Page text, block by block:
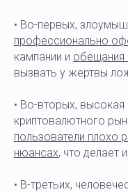
• Во-первых,
профессионально
кампании и обещания
вызвать у жертвы
• Во-вторых,
криптовалютного
пользователи плохо
нюансах, что делает
• В-третьих,